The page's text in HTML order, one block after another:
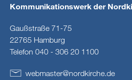
Kommunikationswerk der
Gaußstraße 71-75
22765 Hamburg
Telefon 040 - 306 20 1100
webmaster@nordkirche.de